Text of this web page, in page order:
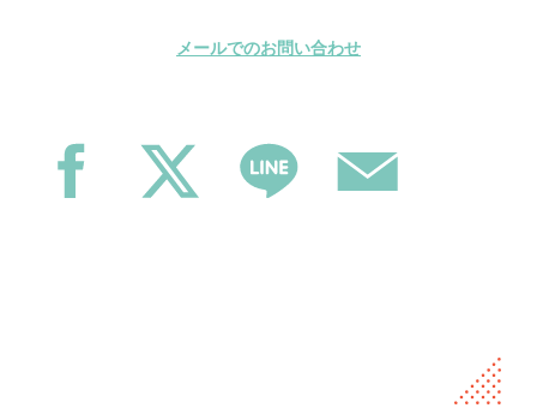
メールでのお問い合わせ